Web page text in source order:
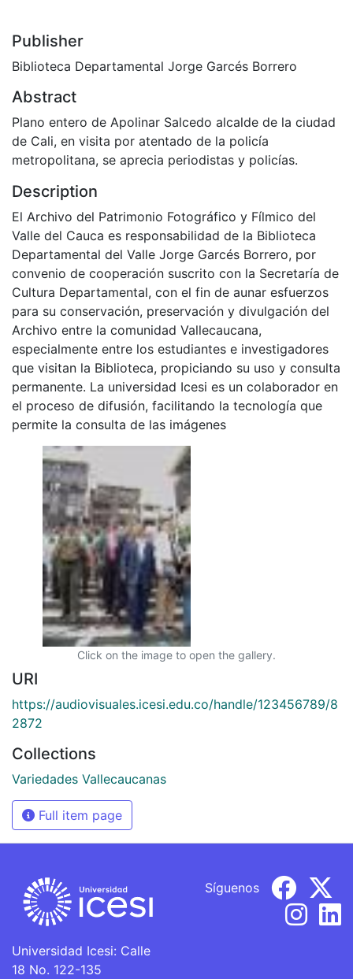
Publisher
Biblioteca Departamental Jorge Garcés Borrero
Abstract
Plano entero de Apolinar Salcedo alcalde de la ciudad
de Cali, en visita por atentado de la policía
metropolitana, se aprecia periodistas y policías.
Description
El Archivo del Patrimonio Fotográfico y Fílmico del
Valle del Cauca es responsabilidad de la Biblioteca
Departamental del Valle Jorge Garcés Borrero, por
convenio de cooperación suscrito con la Secretaría de
Cultura Departamental, con el fin de aunar esfuerzos
para su conservación, preservación y divulgación del
Archivo entre la comunidad Vallecaucana,
especialmente entre los estudiantes e investigadores
que visitan la Biblioteca, propiciando su uso y consulta
permanente. La universidad Icesi es un colaborador en
el proceso de difusión, facilitando la tecnología que
permite la consulta de las imágenes
Click on the image to open the gallery.
URI
https://audiovisuales.icesi.edu.co/handle/123456789/8
2872
Collections
Variedades Vallecaucanas
Full item page
Universidad Icesi: Calle
18 No. 122-135
Síguenos